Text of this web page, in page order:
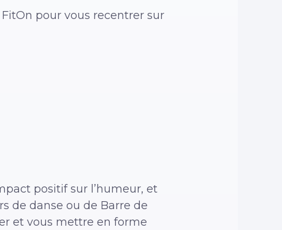
pour vous recentrer sur
positif sur l’humeur, et
de danse ou de Barre de
et vous mettre en forme